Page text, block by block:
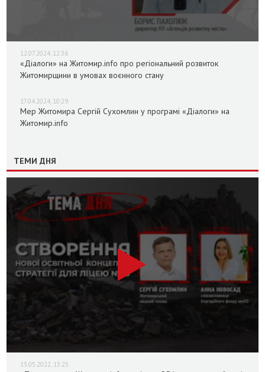
12.07.2024, 12:36
«Діалоги» на Житомир.info про регіональний розвиток
Житомирщини в умовах воєнного стану
17.04.2024, 10:29
Мер Житомира Сергій Сухомлин у програмі «Діалоги» на
Житомир.info
ТЕМИ ДНЯ
13.05.2022, 13:25